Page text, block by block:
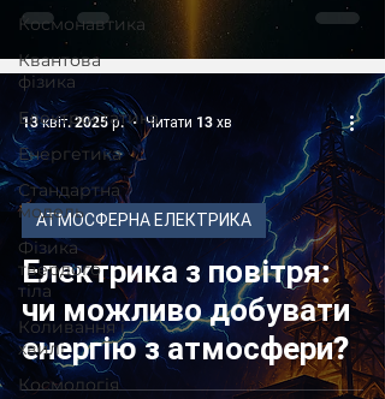
Космонавтика
Квантова
фізика
Електростатика
Енергетика
Стандартна
модель
Фізика
твердого
тіла
Коливання і
хвилі
Космологія
Електрика з повітря:
чи можливо добувати
енергію з атмосфери?
АТМОСФЕРНА ЕЛЕКТРИКА
13 квіт. 2025 р. Читати 13 хв